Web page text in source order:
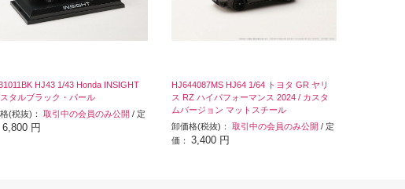
HJ43 1/43 Honda INSIGHT
タルブラック・パール
(税抜)： 取引中の会員のみ公開 / 定
6,800 円
HJ644087MS HJ64 1/64 トヨタ GR ヤリ
ス RZ ハイパフォーマンス 2024 / カスタ
ムバージョン マットスチール
卸価格(税抜)： 取引中の会員のみ公開 / 定
価： 3,400 円